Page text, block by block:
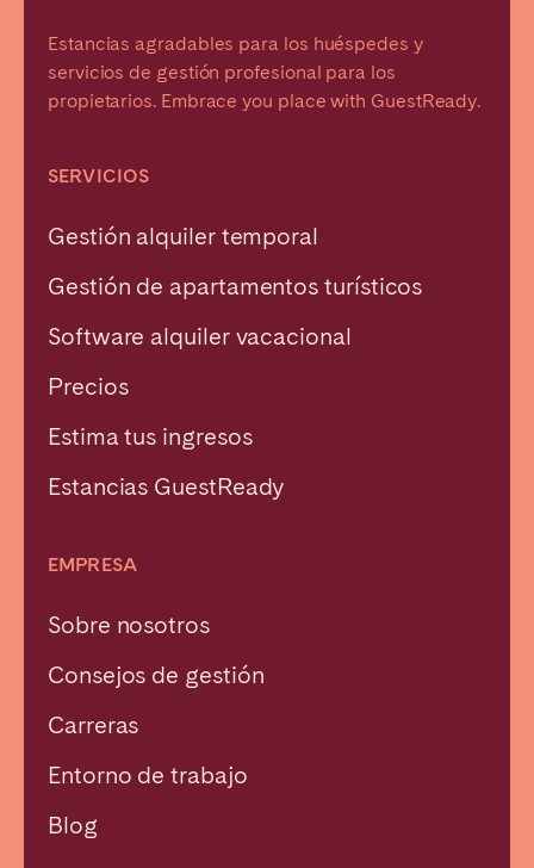
Estancias agradables para los huéspedes y
servicios de gestión profesional para los
propietarios. Embrace you place with GuestReady.
SERVICIOS
Gestión alquiler temporal
Gestión de apartamentos turísticos
Software alquiler vacacional
Precios
Estima tus ingresos
Estancias GuestReady
EMPRESA
Sobre nosotros
Consejos de gestión
Carreras
Entorno de trabajo
Blog